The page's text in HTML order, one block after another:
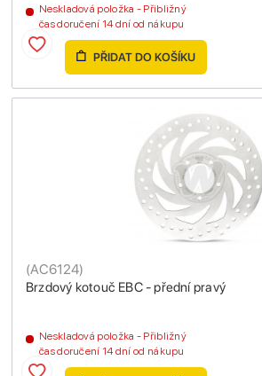
Neskladová položka - Přibližný
čas doručení 14 dní od nákupu
PŘIDAT DO KOŠÍKU
Brzdový kotouč EBC - přední pravý
(AC6124)
Neskladová položka - Přibližný
čas doručení 14 dní od nákupu